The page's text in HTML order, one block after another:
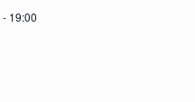
- 19:00